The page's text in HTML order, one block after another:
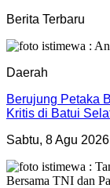
Berita Terbaru
Daerah
Berujung Petaka
Kritis di Batui
Sabtu, 8 Agu